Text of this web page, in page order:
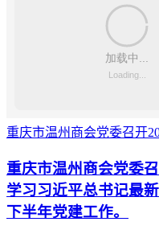
重庆市温州商会党委召开
重庆市温州商会党委
学习习近平总书记最
下半年党建工作。